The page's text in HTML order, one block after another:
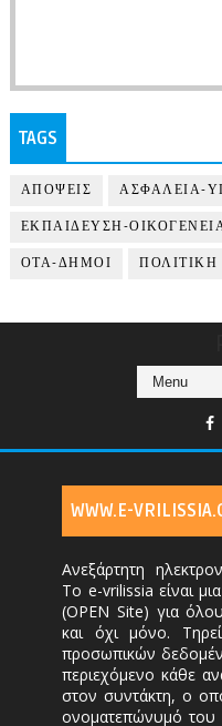
TAGS
ΑΠΟΨΕΙΣ ΑΣΦΑΛΕΙΑ-
ΕΚΠΑΙΔΕΥΣΗ-
ΟΤΑ-ΔΗΜΟΙ ΠΟΛΙΤΙΚΗ
WWW.E-
Ανεξάρτητη
Το e-vrilissia είναι
(OPEN Site) για
και όχι μόνο.
προσωπικών
περιεχόμενο κάθε
στον συντάκτη, ο
ονοματεπώνυμό του